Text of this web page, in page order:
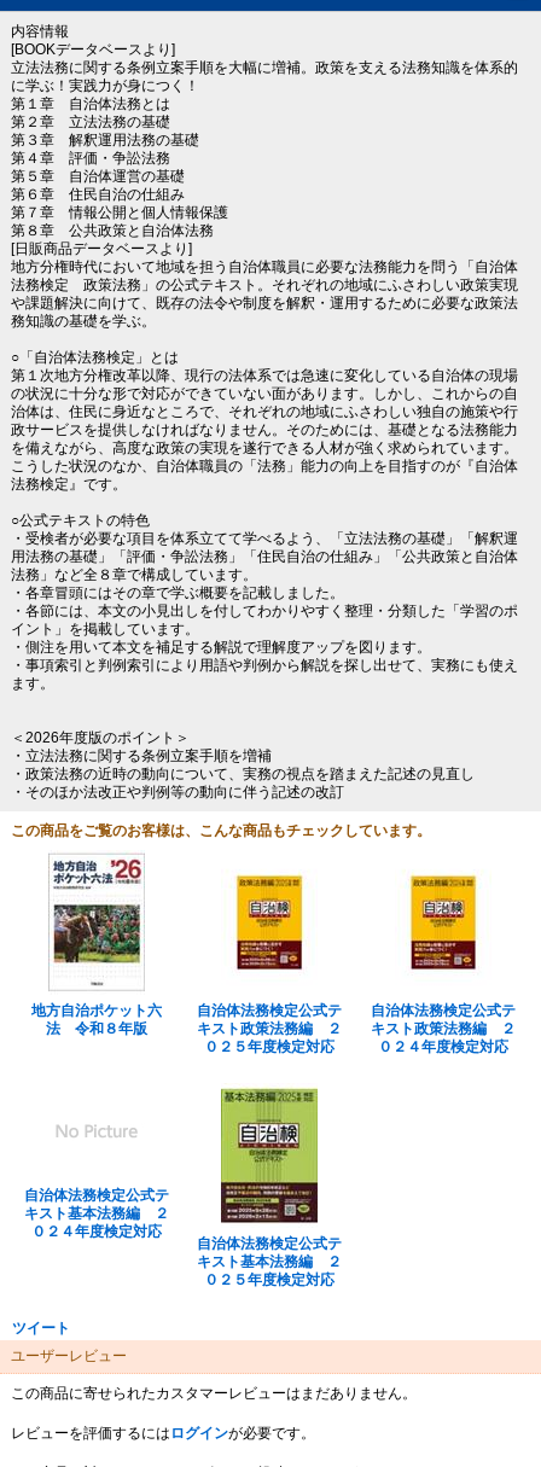
内容情報
[BOOKデータベースより]
立法法務に関する条例立案手順を大幅に増補。政策を支える法務知識を体系的
に学ぶ！実践力が身につく！
第１章 自治体法務とは
第２章 立法法務の基礎
第３章 解釈運用法務の基礎
第４章 評価・争訟法務
第５章 自治体運営の基礎
第６章 住民自治の仕組み
第７章 情報公開と個人情報保護
第８章 公共政策と自治体法務
[日販商品データベースより]
地方分権時代において地域を担う自治体職員に必要な法務能力を問う「自治体
法務検定 政策法務」の公式テキスト。それぞれの地域にふさわしい政策実現
や課題解決に向けて、既存の法令や制度を解釈・運用するために必要な政策法
務知識の基礎を学ぶ。
○「自治体法務検定」とは
第１次地方分権改革以降、現行の法体系では急速に変化している自治体の現場
の状況に十分な形で対応ができていない面があります。しかし、これからの自
治体は、住民に身近なところで、それぞれの地域にふさわしい独自の施策や行
政サービスを提供しなければなりません。そのためには、基礎となる法務能力
を備えながら、高度な政策の実現を遂行できる人材が強く求められています。
こうした状況のなか、自治体職員の「法務」能力の向上を目指すのが『自治体
法務検定』です。
○公式テキストの特色
・受検者が必要な項目を体系立てて学べるよう、「立法法務の基礎」「解釈運
用法務の基礎」「評価・争訟法務」「住民自治の仕組み」「公共政策と自治体
法務」など全８章で構成しています。
・各章冒頭にはその章で学ぶ概要を記載しました。
・各節には、本文の小見出しを付してわかりやすく整理・分類した「学習のポ
イント」を掲載しています。
・側注を用いて本文を補足する解説で理解度アップを図ります。
・事項索引と判例索引により用語や判例から解説を探し出せて、実務にも使え
ます。
＜2026年度版のポイント＞
・立法法務に関する条例立案手順を増補
・政策法務の近時の動向について、実務の視点を踏まえた記述の見直し
・そのほか法改正や判例等の動向に伴う記述の改訂
この商品をご覧のお客様は、こんな商品もチェックしています。
地方自治ポケット六
法 令和８年版
自治体法務検定公式テ
キスト政策法務編 ２
０２５年度検定対応
自治体法務検定公式テ
キスト政策法務編 ２
０２４年度検定対応
自治体法務検定公式テ
キスト基本法務編 ２
０２４年度検定対応
自治体法務検定公式テ
キスト基本法務編 ２
０２５年度検定対応
ツイート
ユーザーレビュー
この商品に寄せられたカスタマーレビューはまだありません。
レビューを評価するには ログインが必要です。